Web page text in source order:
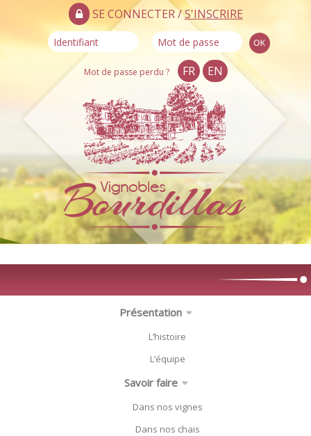
SE CONNECTER /S'INSCRIRE
Mot de passe perdu ? FR EN
Présentation
L’histoire
L’équipe
Savoir faire
Dans nos vignes
Dans nos chais